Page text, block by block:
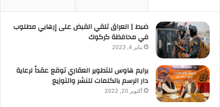
ضبط | العراق تلقي القبض على إرهابي مطلوب
في محافظة كركوك
يناير 4, 2023
برايم هاوس للتطوير العقاري توقع عقداً لرعاية
دار الرسم بالكلمات للنشر والتوزيع
أكتوبر 20, 2022